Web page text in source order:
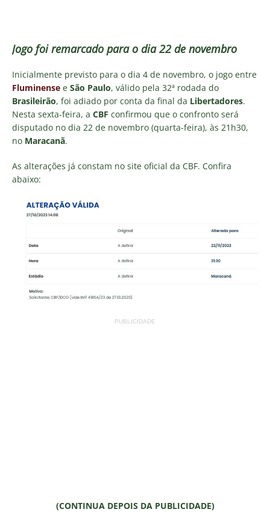
Jogo foi remarcado para o dia 22 de novembro
Inicialmente previsto para o dia 4 de novembro, o jogo entre
Fluminense e São Paulo, válido pela 32ª rodada do
Brasileirão, foi adiado por conta da final da Libertadores.
Nesta sexta-feira, a CBF confirmou que o confronto será
disputado no dia 22 de novembro (quarta-feira), às 21h30,
no Maracanã.
As alterações já constam no site oficial da CBF. Confira
abaixo:
PUBLICIDADE
(CONTINUA DEPOIS DA PUBLICIDADE)